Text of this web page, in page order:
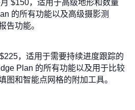
$150，适用于高级地形和数量
的所有功能以及高级摄影测
告功能。
，适用于需要持续进度跟踪的
Plan 的所有功能以及用于比较
图和智能点网格的附加工具。